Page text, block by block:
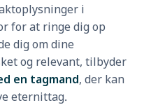
i
for at ringe dig op
dig om dine
og relevant, tilbyder
en tagmand, der kan
eternittag.